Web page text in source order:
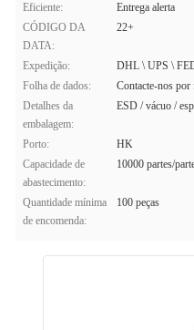
Eficiente:
Entrega alerta
CÓDIGO DA
DATA:
22+
Expedição:
DHL \ UPS \
Folha de dados:
Contacte-nos por
Detalhes da
embalagem:
ESD / vácuo /
Porto:
HK
Capacidade de
abastecimento:
10000 partes/
Quantidade mínima
de encomenda:
100 peças